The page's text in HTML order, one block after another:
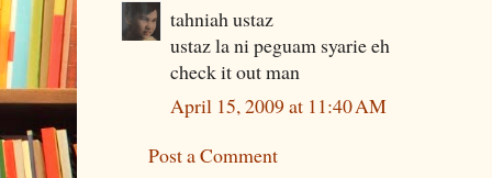
tahniah ustaz
ustaz la ni peguam syarie eh
check it out man
April 15, 2009 at 11:40 AM
Post a Comment